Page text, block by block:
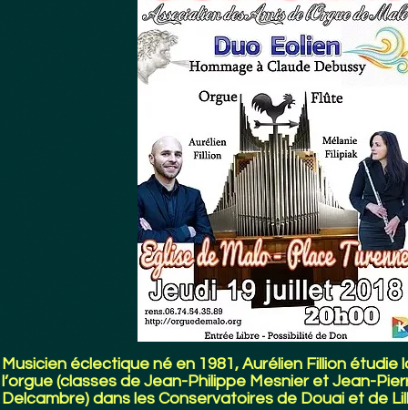
Musicien éclectique né en 1981, Aurélien Fillion
l’orgue (classes de Jean-Philippe Mesnier et Jean-
Delcambre) dans les Conservatoires de Douai et de